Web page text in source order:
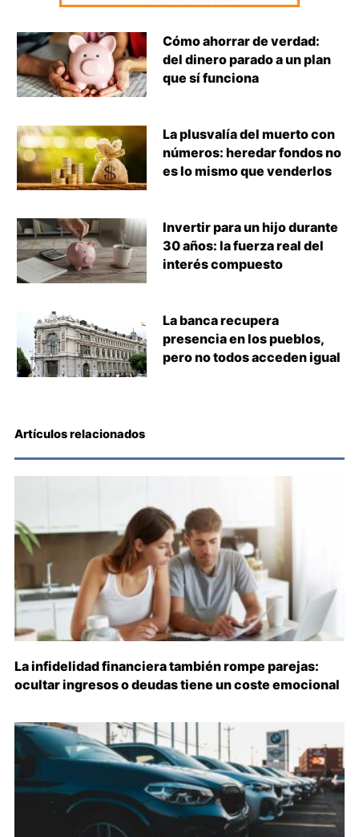
Cómo ahorrar de verdad:
del dinero parado a un plan
que sí funciona
La plusvalía del muerto con
números: heredar fondos no
es lo mismo que venderlos
Invertir para un hijo durante
30 años: la fuerza real del
interés compuesto
La banca recupera
presencia en los pueblos,
pero no todos acceden igual
Artículos relacionados
La infidelidad financiera también rompe parejas:
ocultar ingresos o deudas tiene un coste emocional